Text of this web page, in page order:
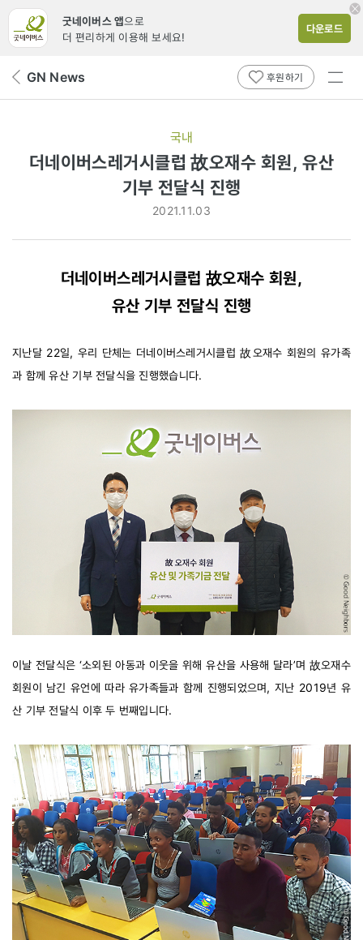
굿네이버스 앱으로
더 편리하게 이용해 보세요!
다운로드
뒤 GN News 후원하기
전체
국내
더네이버스레거시클럽 故오재수 회원, 유산
기부 전달식 진행
2021.11.03
더네이버스레거시클럽 故오재수 회원,
유산 기부 전달식 진행
지난달 22일, 우리 단체는 더네이버스레거시클럽 故오재수 회원의 유가족
과 함께 유산 기부 전달식을 진행했습니다.
이날 전달식은 ‘소외된 아동과 이웃을 위해 유산을 사용해 달라’며 故오재수
회원이 남긴 유언에 따라 유가족들과 함께 진행되었으며, 지난 2019년 유
산 기부 전달식 이후 두 번째입니다.